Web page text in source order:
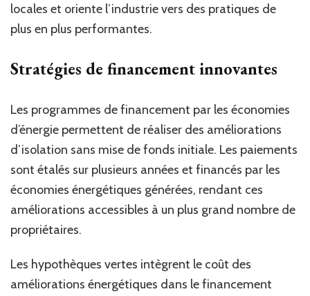
locales et oriente l’industrie vers des pratiques de
plus en plus performantes.
Stratégies de financement innovantes
Les programmes de financement par les économies
d’énergie permettent de réaliser des améliorations
d’isolation sans mise de fonds initiale. Les paiements
sont étalés sur plusieurs années et financés par les
économies énergétiques générées, rendant ces
améliorations accessibles à un plus grand nombre de
propriétaires.
Les hypothèques vertes intègrent le coût des
améliorations énergétiques dans le financement